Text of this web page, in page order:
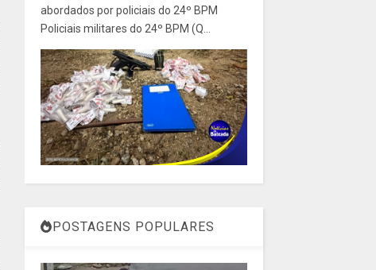
abordados por policiais do 24º BPM
Policiais militares do 24º BPM (Q...
POSTAGENS POPULARES